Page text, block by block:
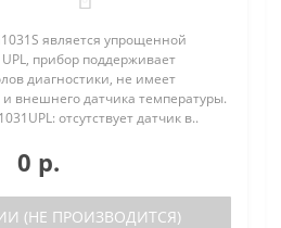
является упрощенной
прибор поддерживает
диагностики, не имеет
и внешнего датчика температуры.
отсутствует датчик в..
0 р.
(НЕ ПРОИЗВОДИТСЯ)